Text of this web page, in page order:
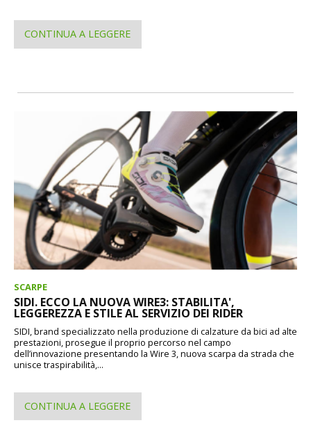
CONTINUA A LEGGERE
SCARPE
SIDI. ECCO LA NUOVA WIRE3: STABILITA',
LEGGEREZZA E STILE AL SERVIZIO DEI RIDER
SIDI, brand specializzato nella produzione di calzature da bici ad alte
prestazioni, prosegue il proprio percorso nel campo
dell’innovazione presentando la Wire 3, nuova scarpa da strada che
unisce traspirabilità,...
CONTINUA A LEGGERE